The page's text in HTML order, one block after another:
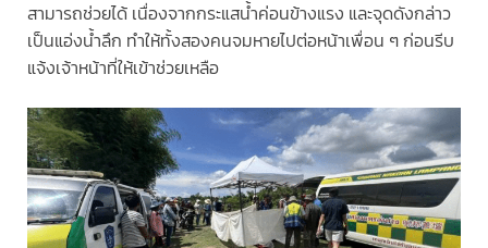
สามารถช่วยได้ เนื่องจากกระแสน้ำค่อนข้างแรง และจุดดังกล่าว
เป็นแอ่งน้ำลึก ทำให้ทั้งสองคนจมหายไปต่อหน้าเพื่อน ๆ ก่อนรีบ
แจ้งเจ้าหน้าที่ให้เข้าช่วยเหลือ